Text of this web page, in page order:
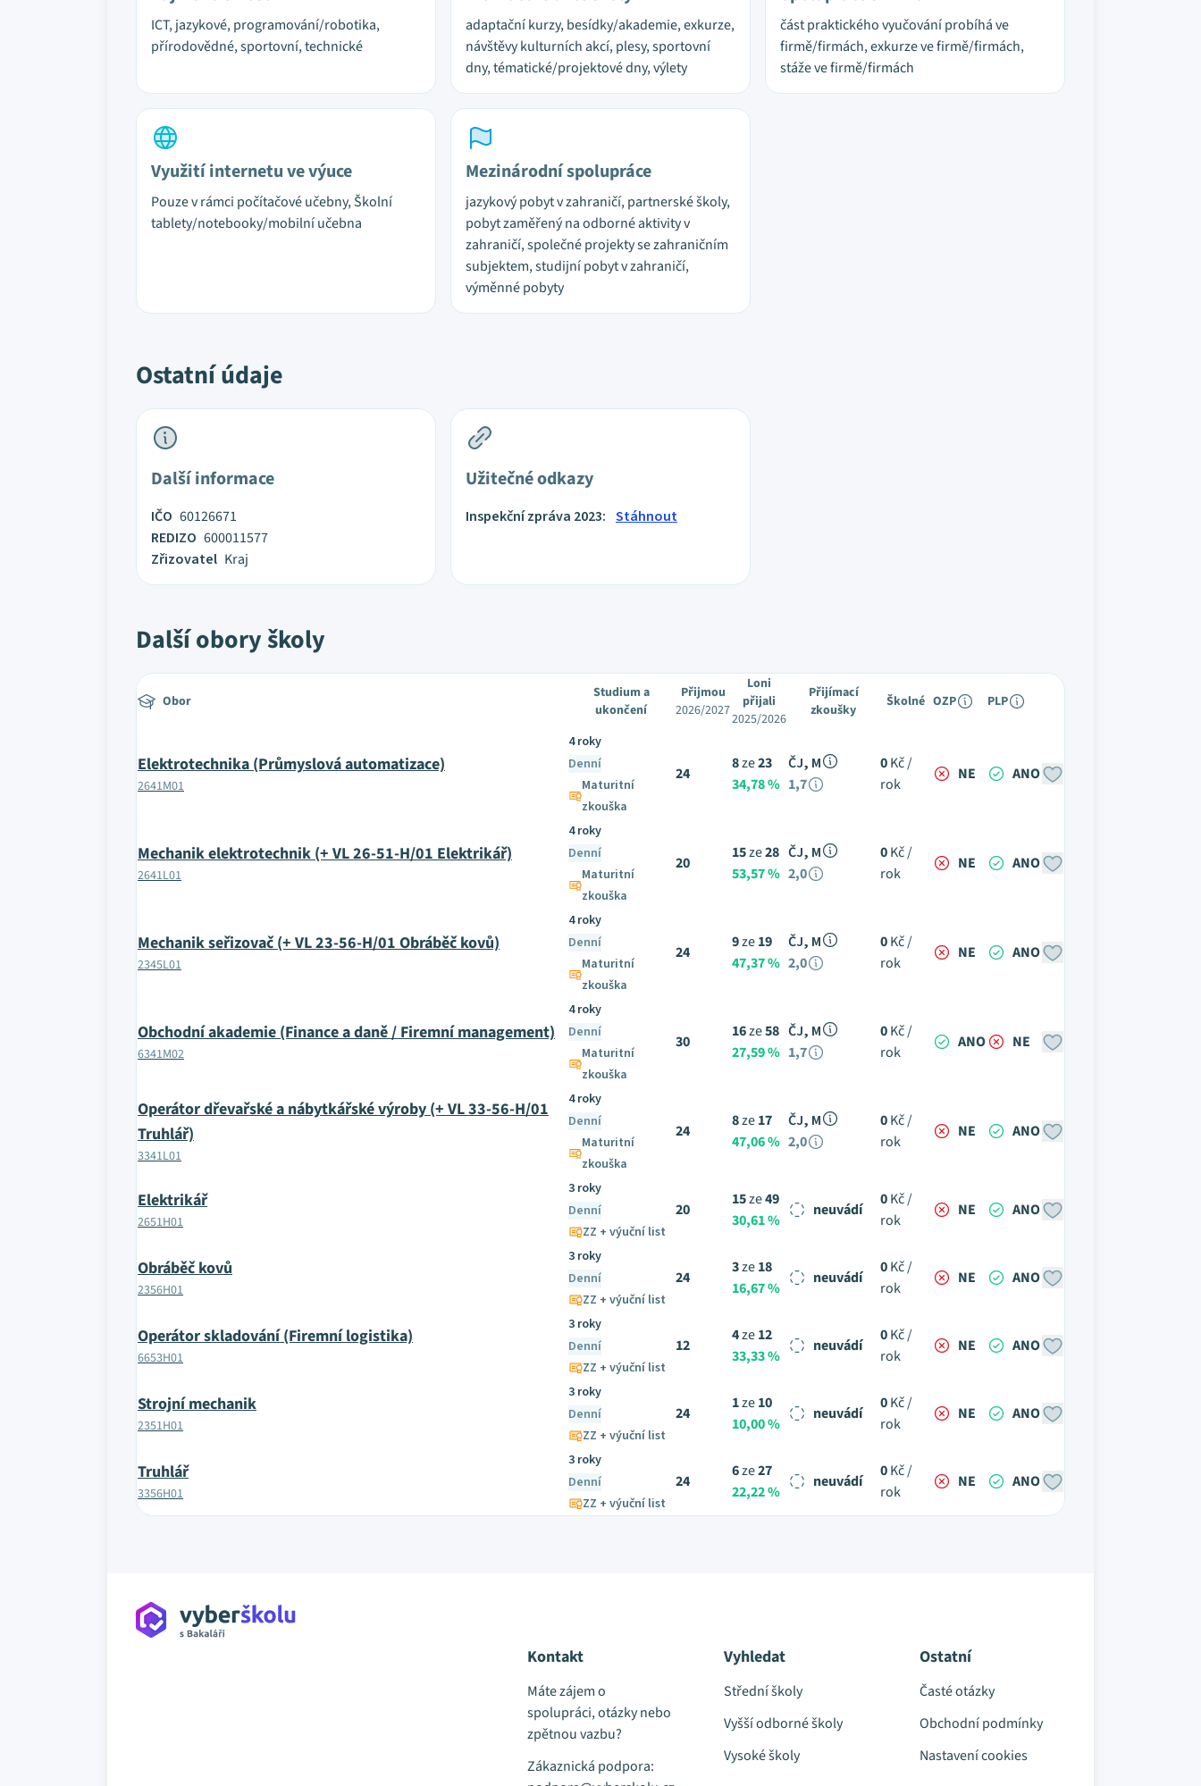
ICT, jazykové, programování/robotika,
přírodovědné, sportovní, technické
adaptační kurzy, besídky/akademie, exkurze,
návštěvy kulturních akcí, plesy, sportovní
dny, tématické/projektové dny, výlety
část praktického vyučování probíhá ve
firmě/firmách, exkurze ve firmě/firmách,
stáže ve firmě/firmách
Využití internetu ve výuce
Pouze v rámci počítačové učebny, Školní
tablety/notebooky/mobilní učebna
Mezinárodní spolupráce
jazykový pobyt v zahraničí, partnerské školy,
pobyt zaměřený na odborné aktivity v
zahraničí, společné projekty se zahraničním
subjektem, studijní pobyt v zahraničí,
výměnné pobyty
Ostatní údaje
Další informace
IČO 60126671
REDIZO 600011577
Zřizovatel Kraj
Užitečné odkazy
Inspekční zpráva 2023: Stáhnout
Další obory školy
Obor
Studium a
ukončení
Přijmou
2026/2027
Loni
přijali
2025/2026
Přijímací
zkoušky
Školné OZP PLP
Elektrotechnika (Průmyslová automatizace)
2641M01
4 roky
Denní
Maturitní
zkouška
24
8ze23
34,78 %
ČJ, M
1,7
0Kč /
rok
NE ANO
Mechanik elektrotechnik (+ VL 26-51-H/01 Elektrikář)
2641L01
4 roky
Denní
Maturitní
zkouška
20
15ze28
53,57 %
ČJ, M
2,0
0Kč /
rok
NE ANO
Mechanik seřizovač (+ VL 23-56-H/01 Obráběč kovů)
2345L01
4 roky
Denní
Maturitní
zkouška
24
9ze19
47,37 %
ČJ, M
2,0
0Kč /
rok
NE ANO
Obchodní akademie (Finance a daně / Firemní management)
6341M02
4 roky
Denní
Maturitní
zkouška
30
16ze58
27,59 %
ČJ, M
1,7
0Kč /
rok
ANO NE
Operátor dřevařské a nábytkářské výroby (+ VL 33-56-H/01
Truhlář)
3341L01
4 roky
Denní
Maturitní
zkouška
24
8ze17
47,06 %
ČJ, M
2,0
0Kč /
rok
NE ANO
Elektrikář
2651H01
3 roky
Denní
ZZ + výuční list
20
15ze49
30,61 %
neuvádí
0Kč /
rok
NE ANO
Obráběč kovů
2356H01
3 roky
Denní
ZZ + výuční list
24
3ze18
16,67 %
neuvádí
0Kč /
rok
NE ANO
Operátor skladování (Firemní logistika)
6653H01
3 roky
Denní
ZZ + výuční list
12
4ze12
33,33 %
neuvádí
0Kč /
rok
NE ANO
Strojní mechanik
2351H01
3 roky
Denní
ZZ + výuční list
24
1ze10
10,00 %
neuvádí
0Kč /
rok
NE ANO
Truhlář
3356H01
3 roky
Denní
ZZ + výuční list
24
6ze27
22,22 %
neuvádí
0Kč /
rok
NE ANO
Kontakt
Máte zájem o
spolupráci, otázky nebo
zpětnou vazbu?
Zákaznická podpora:
Vyhledat
Střední školy
Vyšší odborné školy
Vysoké školy
Ostatní
Časté otázky
Obchodní podmínky
Nastavení cookies